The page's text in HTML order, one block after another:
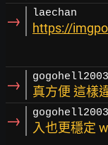
→ laechan
https://
→ gogohell2003
真方便 這樣
→ gogohell2003
入也更穩定